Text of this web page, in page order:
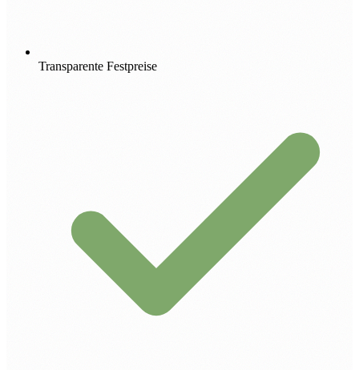
Transparente Festpreise